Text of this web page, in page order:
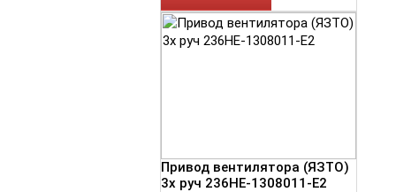
Привод вентилятора (ЯЗТО)
3х руч 236НЕ-1308011-Е2